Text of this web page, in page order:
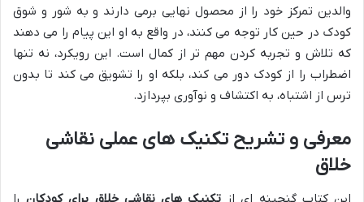
والدین تمرکز خود را از محصول نهایی برمی دارند و به شور و شوق
کودک در حین کار توجه می کنند، در واقع به او این پیام را می دهند
که تلاش و تجربه کردن مهم تر از کمال است. این رویکرد، نه تنها
اضطراب را از کودک دور می کند، بلکه او را تشویق می کند تا بدون
ترس از اشتباه، به اکتشاف و نوآوری بپردازد.
معرفی و تشریح تکنیک های عملی نقاشی
خلاق
این کتاب گنجینه ای از تکنیک های نقاشی خلاق برای کودکانرا